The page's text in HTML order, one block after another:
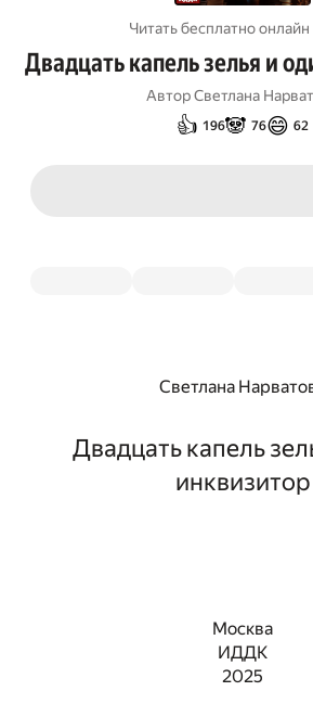
Читать бесплатно онлайн
Двадцать капель зелья и
АвторСветлана
👍 196🐼 76😄 62
Светлана
Двадцать капель
инквизитор
Москва
ИДДК
2025